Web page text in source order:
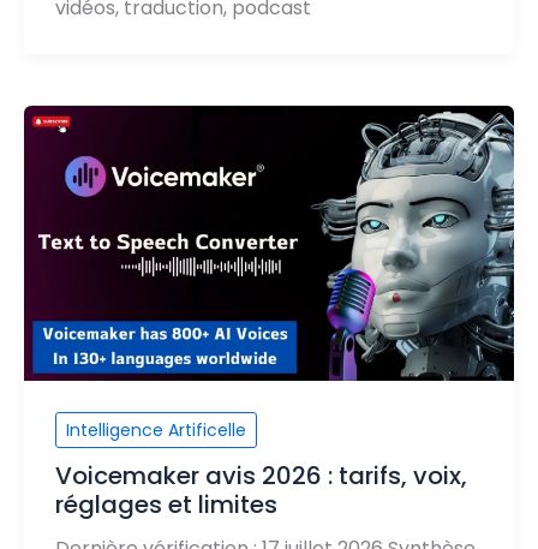
vidéos, traduction, podcast
Intelligence Artificelle
Voicemaker avis 2026 : tarifs, voix,
réglages et limites